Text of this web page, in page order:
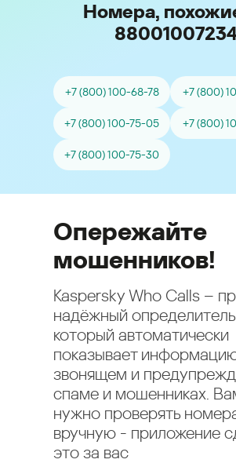
Номера,
+7 (800) 100-68-78 +7 (800)
+7 (800) 100-75-05 +7 (800)
+7 (800) 100-75-30
Опережайте
мошенников!
Kaspersky Who Calls –
надёжный
который автоматически
показывает
звонящем и
спаме и мошенниках.
нужно проверять
вручную - приложение
это за вас